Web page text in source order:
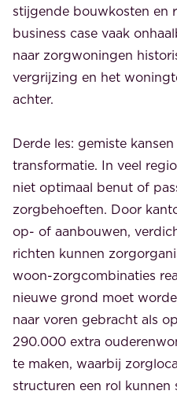
stijgende bouwkosten en
business case vaak
naar zorgwoningen
vergrijzing en het
achter.
Derde les: gemiste
transformatie. In veel
niet optimaal benut of
zorgbehoeften. Door
op- of aanbouwen,
richten kunnen
woon-zorgcombinaties
nieuwe grond moet
naar voren gebracht als
290.000 extra
te maken, waarbij
structuren een rol kunnen